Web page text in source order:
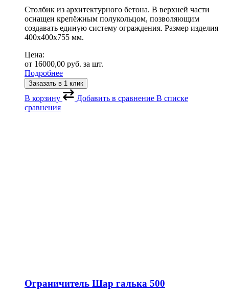
Столбик из архитектурного бетона. В верхней части
оснащен крепёжным полукольцом, позволяющим
создавать единую систему ограждения. Размер изделия
400х400х755 мм.
Цена:
от 16000,00 руб. за шт.
Подробнее
Заказать в 1 клик
В корзину Добавить в сравнение В списке
сравнения
Ограничитель Шар галька 500